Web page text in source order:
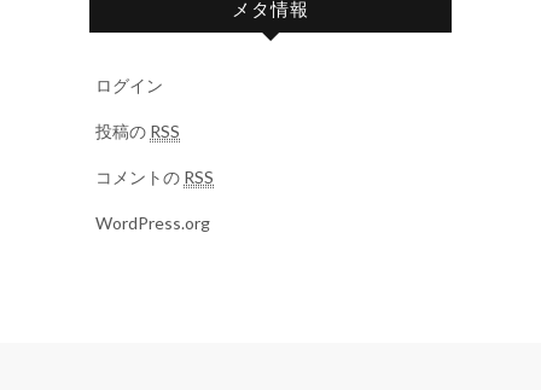
メタ情報
ログイン
投稿の RSS
コメントの RSS
WordPress.org